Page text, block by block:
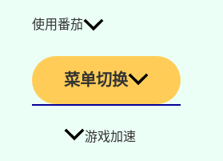
使用番茄
菜单切换
游戏加速